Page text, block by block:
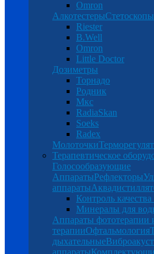
Omron
АлкотестерыСтетоскопы
Riester
B.Well
Omron
Little Doctor
Дозиметры
Торнадо
Родник
Мкс
RadiaSkan
Soeks
Radex
Молоточки
Терапевтическое
Голосообразующие
АппаратыРефлекторы
аппараты
Контроль
Минералы для
Аппараты фототерапии
терапииОфтальмология
дыхательные
аппараты